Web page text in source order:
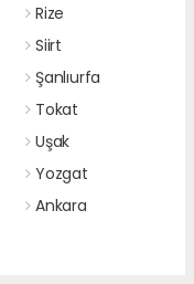
Rize
Siirt
Şanlıurfa
Tokat
Uşak
Yozgat
Ankara